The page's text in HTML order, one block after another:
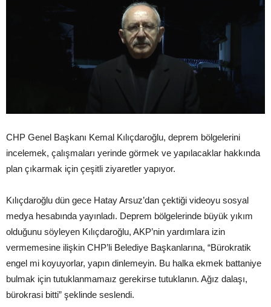
CHP Genel Başkanı Kemal Kılıçdaroğlu, deprem bölgelerini
incelemek, çalışmaları yerinde görmek ve yapılacaklar hakkında
plan çıkarmak için çeşitli ziyaretler yapıyor.
Kılıçdaroğlu dün gece Hatay Arsuz’dan çektiği videoyu sosyal
medya hesabında yayınladı. Deprem bölgelerinde büyük yıkım
olduğunu söyleyen Kılıçdaroğlu, AKP’nin yardımlara izin
vermemesine ilişkin CHP’li Belediye Başkanlarına, “Bürokratik
engel mi koyuyorlar, yapın dinlemeyin. Bu halka ekmek battaniye
bulmak için tutuklanmamaız gerekirse tutuklanın. Ağız dalaşı,
bürokrasi bitti” şeklinde seslendi.